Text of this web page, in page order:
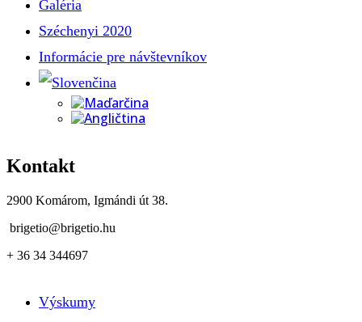
Galéria
Széchenyi 2020
Informácie pre návštevníkov
Kontakt
2900 Komárom, Igmándi út 38.
brigetio@brigetio.hu
+ 36 34 344697
Výskumy